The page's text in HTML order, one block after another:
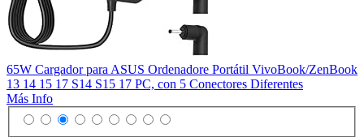
65W Cargador para ASUS Ordenadore Portátil VivoBook/ZenBook
13 14 15 17 S14 S15 17 PC, con 5 Conectores Diferentes
Más Info